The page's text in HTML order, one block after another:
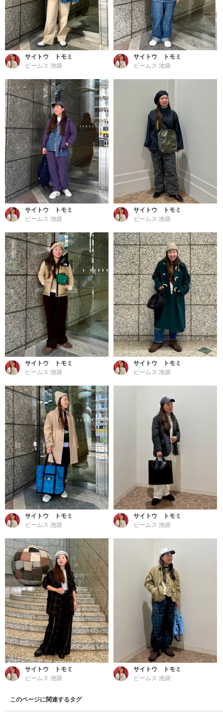
サイトウ トモミ
ビームス 池袋
サイトウ トモミ
ビームス 池袋
サイトウ トモミ
ビームス 池袋
サイトウ トモミ
ビームス 池袋
サイトウ トモミ
ビームス 池袋
サイトウ トモミ
ビームス 池袋
サイトウ トモミ
ビームス 池袋
サイトウ トモミ
ビームス 池袋
サイトウ トモミ
ビームス 池袋
サイトウ トモミ
ビームス 池袋
このページに関連するタグ